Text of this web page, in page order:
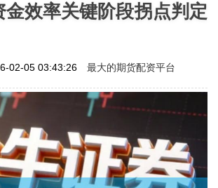
金效率关键阶段拐点判定
02-05 03:43:26 最大的期货配资平台